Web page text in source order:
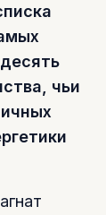
чьи